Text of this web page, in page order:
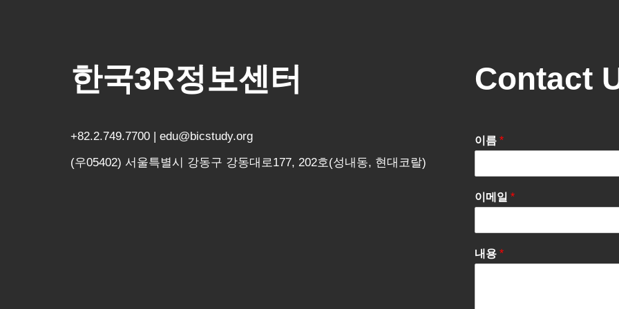
한국3R정보센터
+82.2.749.7700 | edu@bicstudy.org
(우05402) 서울특별시 강동구 강동대로177, 202호(성내동, 현대코랄)
Contact
이름 *
이메일 *
내용 *